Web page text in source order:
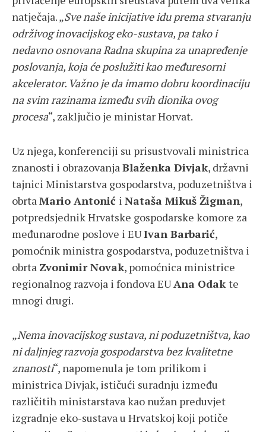
natječaja. „Sve naše inicijative idu prema stvaranju
održivog inovacijskog eko-sustava, pa tako i
nedavno osnovana Radna skupina za unapređenje
poslovanja, koja će poslužiti kao međuresorni
akcelerator. Važno je da imamo dobru koordinaciju
na svim razinama između svih dionika ovog
procesa“, zaključio je ministar Horvat.
Uz njega, konferenciji su prisustvovali ministrica
znanosti i obrazovanjaBlaženka Divjak, državni
tajnici Ministarstva gospodarstva, poduzetništva i
obrtaMario Antonić i Nataša Mikuš Žigman,
potpredsjednik Hrvatske gospodarske komore za
međunarodne poslove i EUIvan Barbarić,
pomoćnik ministra gospodarstva, poduzetništva i
obrta Zvonimir Novak, pomoćnica ministrice
regionalnog razvoja i fondova EUAna Odakte
mnogi drugi.
„Nema inovacijskog sustava, ni poduzetništva, kao
ni daljnjeg razvoja gospodarstva bez kvalitetne
znanosti“, napomenula je tom prilikom i
ministrica Divjak, ističući suradnju između
različitih ministarstava kao nužan preduvjet
izgradnje eko-sustava u Hrvatskoj koji potiče